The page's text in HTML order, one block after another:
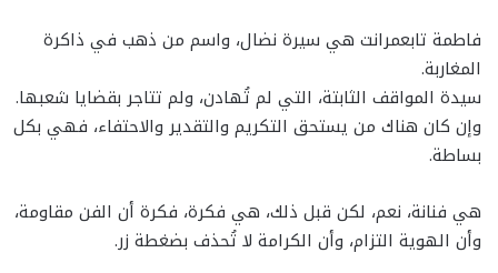
فاطمة تابعمرانت هي سيرة نضال، واسم من ذهب في ذاكرة
المغاربة.
سيدة المواقف الثابتة، التي لم تُهادن، ولم تتاجر بقضايا شعبها.
وإن كان هناك من يستحق التكريم والتقدير والاحتفاء، فهي بكل
بساطة.
هي فنانة، نعم، لكن قبل ذلك، هي فكرة، فكرة أن الفن مقاومة،
وأن الهوية التزام، وأن الكرامة لا تُحذف بضغطة زر.